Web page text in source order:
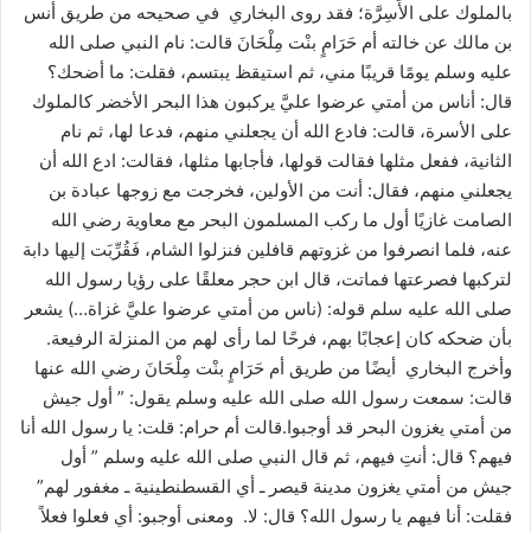
بالملوك على الأَسِرَّة؛ فقد روى البخاري في صحيحه من طريق أنس
بن مالك عن خالته أم حَرَامٍ بنْت مِلْحَانَ قالت: نام النبي صلى الله
عليه وسلم يومًا قريبًا مني، ثم استيقظ يبتسم، فقلت: ما أضحك؟
قال: أناس من أمتي عرضوا عليَّ يركبون هذا البحر الأخضر كالملوك
على الأسرة، قالت: فادع الله أن يجعلني منهم، فدعا لها، ثم نام
الثانية، ففعل مثلها فقالت قولها، فأجابها مثلها، فقالت: ادع الله أن
يجعلني منهم، فقال: أنت من الأولين، فخرجت مع زوجها عبادة بن
الصامت غازيًا أول ما ركب المسلمون البحر مع معاوية رضي الله
عنه، فلما انصرفوا من غزوتهم قافلين فنزلوا الشام، فَقُرِّبَت إليها دابة
لتركبها فصرعتها فماتت، قال ابن حجر معلقًا على رؤيا رسول الله
صلى الله عليه سلم قوله: (ناس من أمتي عرضوا عليَّ غزاة…) يشعر
بأن ضحكه كان إعجابًا بهم، فرحًا لما رأى لهم من المنزلة الرفيعة.
وأخرج البخاري أيضًا من طريق أم حَرَامٍ بنْت مِلْحَانَ رضي الله عنها
قالت: سمعت رسول الله صلى الله عليه وسلم يقول: ” أول جيش
من أمتي يغزون البحر قد أوجبوا.قالت أم حرام: قلت: يا رسول الله أنا
فيهم؟ قال: أنتِ فيهم، ثم قال النبي صلى الله عليه وسلم ” أول
جيش من أمتي يغزون مدينة قيصر ـ أي القسطنطينية ـ مغفور لهم”
فقلت: أنا فيهم يا رسول الله؟ قال: لا. ومعنى أوجبو: أي فعلوا فعلاً